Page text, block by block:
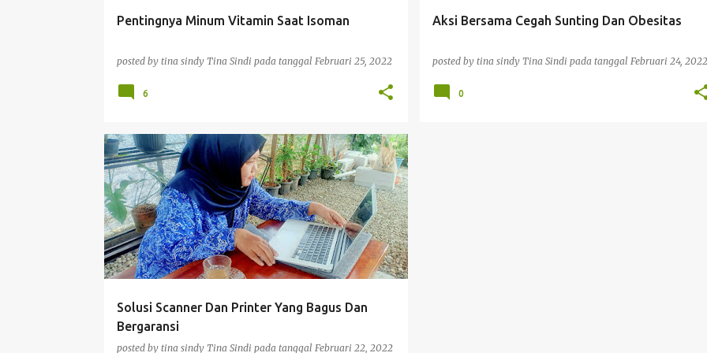
Pentingnya Minum Vitamin Saat Isoman
posted by tina sindy Tina Sindi pada tanggal Februari 25, 2022
6
Aksi Bersama Cegah Sunting Dan Obesitas
posted by tina sindy Tina Sindi pada tanggal Februari 24, 2022
0
Solusi Scanner Dan Printer Yang Bagus Dan
Bergaransi
posted by tina sindy Tina Sindi pada tanggal Februari 22, 2022
TEKNOLOGI